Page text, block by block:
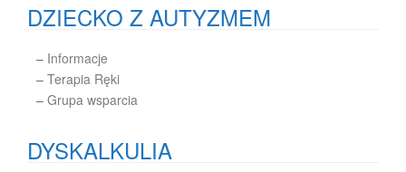
DZIECKO Z AUTYZMEM
– Informacje
– Terapia Ręki
– Grupa wsparcia
DYSKALKULIA